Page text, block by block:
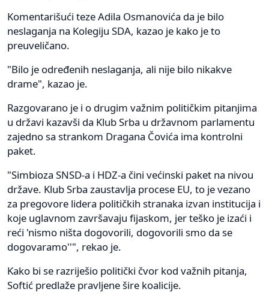
Komentarišući teze Adila Osmanovića da je bilo
neslaganja na Kolegiju SDA, kazao je kako je to
preuveličano.
"Bilo je određenih neslaganja, ali nije bilo nikakve
drame", kazao je.
Razgovarano je i o drugim važnim političkim pitanjima
u državi kazavši da Klub Srba u državnom parlamentu
zajedno sa strankom Dragana Čovića ima kontrolni
paket.
"Simbioza SNSD-a i HDZ-a čini većinski paket na nivou
države. Klub Srba zaustavlja procese EU, to je vezano
za pregovore lidera političkih stranaka izvan institucija i
koje uglavnom završavaju fijaskom, jer teško je izaći i
reći 'nismo ništa dogovorili, dogovorili smo da se
dogovaramo''", rekao je.
Kako bi se razriješio politički čvor kod važnih pitanja,
Softić predlaže pravljene šire koalicije.